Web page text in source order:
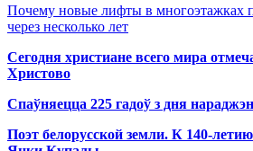
Почему новые лифты в многоэтажках
через несколько лет
Сегодня христиане всего мира
Христово
Спаўняецца 225 гадоў з дня
Поэт белорусской земли. К 140-